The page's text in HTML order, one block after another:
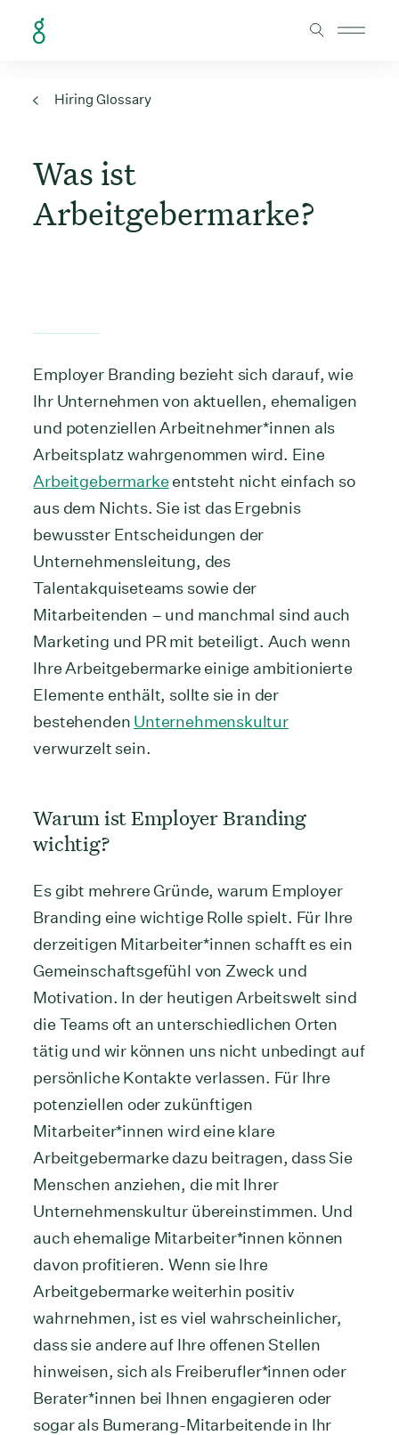
Hiring Glossary
Was ist
Arbeitgebermarke?
Employer Branding bezieht sich darauf, wie
Ihr Unternehmen von aktuellen, ehemaligen
und potenziellen Arbeitnehmer*innen als
Arbeitsplatz wahrgenommen wird. Eine
Arbeitgebermarke entsteht nicht einfach so
aus dem Nichts. Sie ist das Ergebnis
bewusster Entscheidungen der
Unternehmensleitung, des
Talentakquiseteams sowie der
Mitarbeitenden – und manchmal sind auch
Marketing und PR mit beteiligt. Auch wenn
Ihre Arbeitgebermarke einige ambitionierte
Elemente enthält, sollte sie in der
bestehenden Unternehmenskultur
verwurzelt sein.
Warum ist Employer Branding
wichtig?
Es gibt mehrere Gründe, warum Employer
Branding eine wichtige Rolle spielt. Für Ihre
derzeitigen Mitarbeiter*innen schafft es ein
Gemeinschaftsgefühl von Zweck und
Motivation. In der heutigen Arbeitswelt sind
die Teams oft an unterschiedlichen Orten
tätig und wir können uns nicht unbedingt auf
persönliche Kontakte verlassen. Für Ihre
potenziellen oder zukünftigen
Mitarbeiter*innen wird eine klare
Arbeitgebermarke dazu beitragen, dass Sie
Menschen anziehen, die mit Ihrer
Unternehmenskultur übereinstimmen. Und
auch ehemalige Mitarbeiter*innen können
davon profitieren. Wenn sie Ihre
Arbeitgebermarke weiterhin positiv
wahrnehmen, ist es viel wahrscheinlicher,
dass sie andere auf Ihre offenen Stellen
hinweisen, sich als Freiberufler*innen oder
Berater*innen bei Ihnen engagieren oder
sogar als Bumerang-Mitarbeitende in Ihr